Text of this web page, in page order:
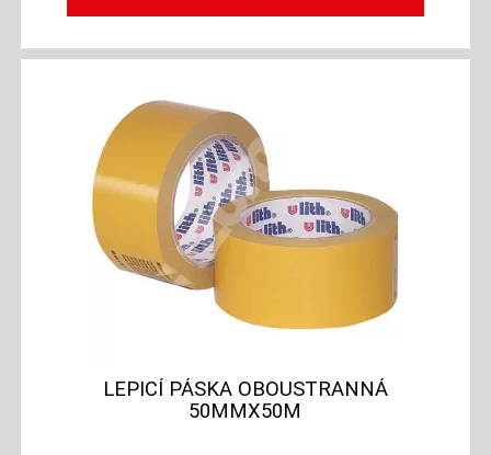
LEPICÍ PÁSKA OBOUSTRANNÁ
50MMX50M